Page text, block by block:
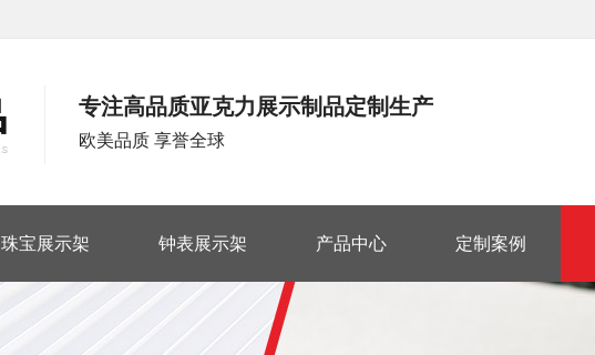
专注高品质亚克力展示制品定制生产
欧美品质 享誉全球
珠宝展示架 钟表展示架 产品中心 定制案例